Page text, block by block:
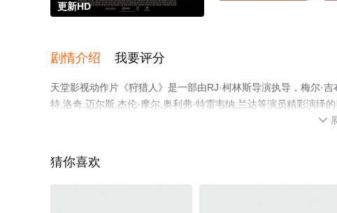
更新HD
剧情介绍 我要评分
天堂影视动作片《狩猎人》是一部由RJ·柯林斯导演执导，梅尔·
特,洛奇.迈尔斯,杰伦·摩尔,奥利弗·特雷韦纳,兰达等演员精彩演绎
网，更多相关信息可移步至豆瓣电影、电视猫或剧情网等平台了解

猜你喜欢